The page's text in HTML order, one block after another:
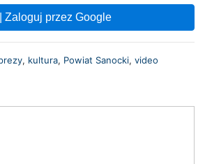
Zaloguj przez Google
, kultura, Powiat Sanocki, video